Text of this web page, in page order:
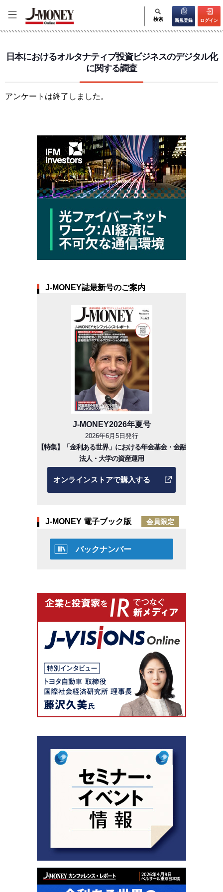
検索 新規登録 ログイン
日本におけるオルタナティブ投資ビジネスのデジタル化
に関する調査
アンケートは終了しました。
J-MONEY誌最新号のご案内
J-MONEY2026年夏号
2026年6月5日発行
【特集】「金利ある世界」における年金基金・金融
法人・大学の資産運用
オンラインストアで購入する
J-MONEY 電子ブック版 会員限定
バックナンバー